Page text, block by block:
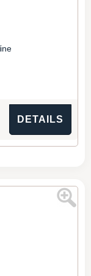
DETAILS